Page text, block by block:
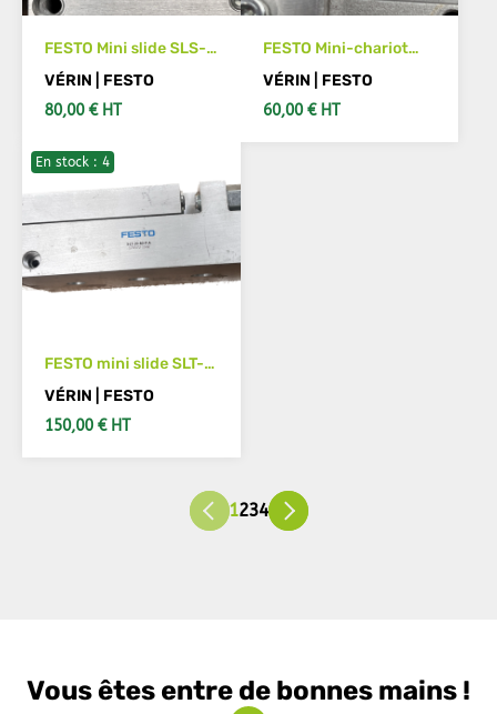
FESTO Mini slide SLS-
16-20-P-A 170500
VÉRIN | FESTO
80,00 € HT
IN DEN WARENKORB
FESTO Mini-chariot
SLS- 6-15-P-A Code
article :170487
VÉRIN | FESTO
60,00 € HT
En stock : 4
FESTO mini slide SLT-
20-80-P-A Part
number: 170572
VÉRIN | FESTO
150,00 € HT
1234
Vous êtes entre de bonnes mains !